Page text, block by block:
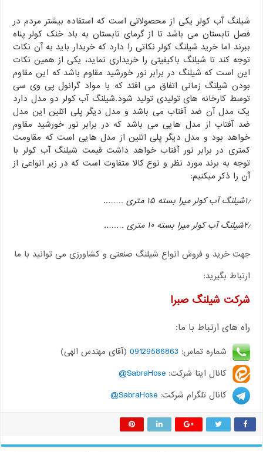
شیلنگ آب کولر یکی از محصولاتی است که استفاده بیشتر مردم در
فصل تابستان می باشد تا از گرمای تابستان به باد خنک کولر پناه
ببرند اما خرید شیلنگ کولر نکاتی را دارد که خریدار باید به آن نکات
توجه کند تا شیلنگ باکیفیتی را خریداری نماید، یکی از همین نکات
این است که شیلنگ در برابر نور خورشید مقاوم باشد که این مقاوم
بودن شیلنگ زمانی اتفاق می افتد که با مواد گرانول پی وی سی
توسط کارخانه های تولیدی تولید شود.شیلنگ آب کولر دو مدل دارد
یک مدل آن ضد آفتاب می باشد و مدل دیگر پلی اتلین این مدل
ضد آفتاب از مدل هایی می باشد که در برابر نور خورشید مقاوم
خواهد بود و مدل دیگر پلی اتلین از مدل هایی است که مقاومت
کمتری در برابر نور آفتاب خواهد داشت قیمت شیلنگ آب کولر با
توجه به برند مورد نظر و نوع کالا متفاوت است که در زیر انواعی از
آن را ذکر میکنیم:
۱٫شیلنگ آب کولر میرا بسته ۱۵ متری ……..
۲٫شیلنگ آب کولر میرا بسته ۱۰ متری ……..
جهت خرید و فروش انواع شیلنگ صنعتی و کشاورزی می توانید با ما
ارتباط بگیرید:
شرکت شیلنگ صبرا
راه های ارتباط با ما:
شماره تماس: 09129586863 (آقای مهندس الهی)
کانال ایتا شرکت:SabraHose@
کانال تلگرام شرکت:SabraHose@